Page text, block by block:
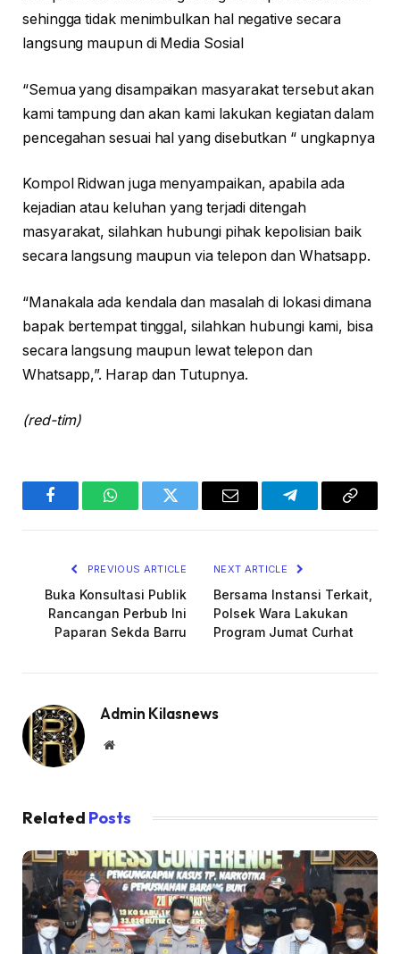
sehingga tidak menimbulkan hal negative secara
langsung maupun di Media Sosial
“Semua yang disampaikan masyarakat tersebut akan
kami tampung dan akan kami lakukan kegiatan dalam
pencegahan sesuai hal yang disebutkan “ ungkapnya
Kompol Ridwan juga menyampaikan, apabila ada
kejadian atau keluhan yang terjadi ditengah
masyarakat, silahkan hubungi pihak kepolisian baik
secara langsung maupun via telepon dan Whatsapp.
“Manakala ada kendala dan masalah di lokasi dimana
bapak bertempat tinggal, silahkan hubungi kami, bisa
secara langsung maupun lewat telepon dan
Whatsapp,”. Harap dan Tutupnya.
(red-tim)
FacebookWhatsAppTwitter Email TelegramCopy
PREVIOUS ARTICLE
Buka Konsultasi Publik
Rancangan Perbub Ini
Paparan Sekda Barru
NEXT ARTICLE
Bersama Instansi Terkait,
Polsek Wara Lakukan
Program Jumat Curhat
Admin Kilasnews
Website
Related Posts